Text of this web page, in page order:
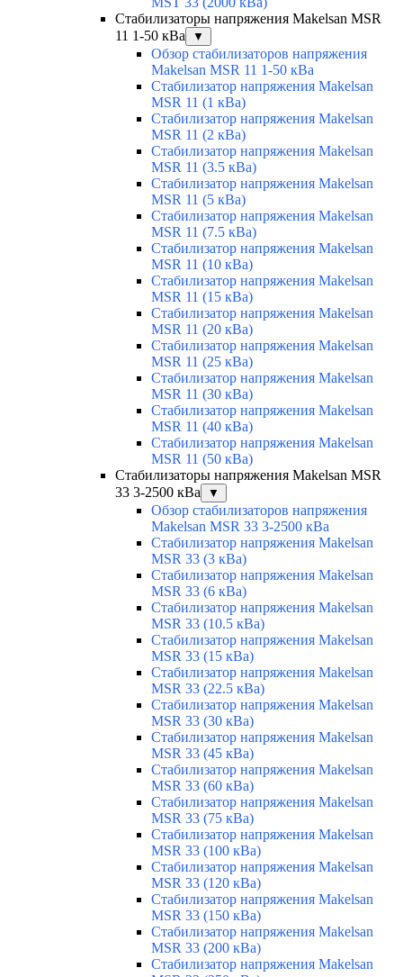
Стабилизаторы напряжения Makelsan MSR
11 1-50 кВа
▼
Обзор стабилизаторов напряжения
Makelsan MSR 11 1-50 кВа
Стабилизатор напряжения Makelsan
MSR 11 (1 кВа)
Стабилизатор напряжения Makelsan
MSR 11 (2 кВа)
Стабилизатор напряжения Makelsan
MSR 11 (3.5 кВа)
Стабилизатор напряжения Makelsan
MSR 11 (5 кВа)
Стабилизатор напряжения Makelsan
MSR 11 (7.5 кВа)
Стабилизатор напряжения Makelsan
MSR 11 (10 кВа)
Стабилизатор напряжения Makelsan
MSR 11 (15 кВа)
Стабилизатор напряжения Makelsan
MSR 11 (20 кВа)
Стабилизатор напряжения Makelsan
MSR 11 (25 кВа)
Стабилизатор напряжения Makelsan
MSR 11 (30 кВа)
Стабилизатор напряжения Makelsan
MSR 11 (40 кВа)
Стабилизатор напряжения Makelsan
MSR 11 (50 кВа)
Стабилизаторы напряжения Makelsan MSR
33 3-2500 кВа
▼
Обзор стабилизаторов напряжения
Makelsan MSR 33 3-2500 кВа
Стабилизатор напряжения Makelsan
MSR 33 (3 кВа)
Стабилизатор напряжения Makelsan
MSR 33 (6 кВа)
Стабилизатор напряжения Makelsan
MSR 33 (10.5 кВа)
Стабилизатор напряжения Makelsan
MSR 33 (15 кВа)
Стабилизатор напряжения Makelsan
MSR 33 (22.5 кВа)
Стабилизатор напряжения Makelsan
MSR 33 (30 кВа)
Стабилизатор напряжения Makelsan
MSR 33 (45 кВа)
Стабилизатор напряжения Makelsan
MSR 33 (60 кВа)
Стабилизатор напряжения Makelsan
MSR 33 (75 кВа)
Стабилизатор напряжения Makelsan
MSR 33 (100 кВа)
Стабилизатор напряжения Makelsan
MSR 33 (120 кВа)
Стабилизатор напряжения Makelsan
MSR 33 (150 кВа)
Стабилизатор напряжения Makelsan
MSR 33 (200 кВа)
Стабилизатор напряжения Makelsan